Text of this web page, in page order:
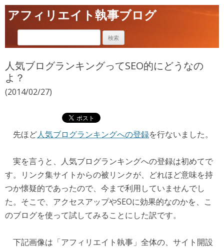
アフィリエイト執事ブログ
人気ブログランキングってSEO的にどうなの
よ？
(2014/02/27)
先ほど人気ブログランキングへの登録を行ないました。
実を言うと、人気ブログランキングへの登録は初めてで
す。リンク集サイトからの被リンクが、どれほど意味を持
つか懐疑的であったので、今まで利用していませんでし
た。そこで、アクセスアップやSEOに効果的なのかを、こ
のブログを使って試してみることにした訳です。
下記画像は「アフィリエイト執事」全体の、サイト開設